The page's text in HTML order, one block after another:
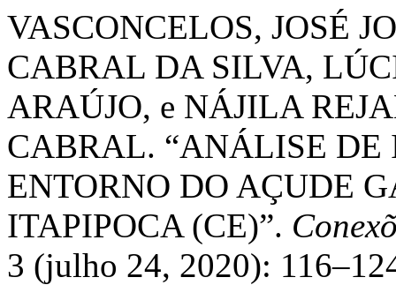
VASCONCELOS, JOSÉ
CABRAL DA SILVA,
ARAÚJO, e NÁJILA
CABRAL. “ANÁLISE DE
ENTORNO DO AÇUDE
ITAPIPOCA (CE)”.
3 (julho 24, 2020):